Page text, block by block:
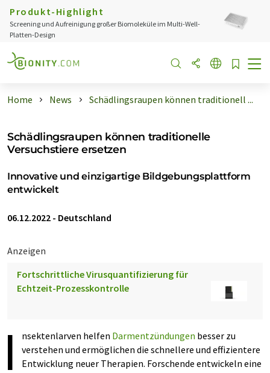
Produkt-Highlight
Screening und Aufreinigung großer Biomoleküle im Multi-Well-
Platten-Design
Home News Schädlingsraupen können traditionell ...
Schädlingsraupen können traditionelle
Versuchstiere ersetzen
Innovative und einzigartige Bildgebungsplattform
entwickelt
06.12.2022 - Deutschland
Anzeigen
Fortschrittliche Virusquantifizierung für
Echtzeit-Prozesskontrolle
I nsektenlarven helfen Darmentzündungen besser zu
verstehen und ermöglichen die schnellere und effizientere
Entwicklung neuer Therapien. Forschende entwickeln eine